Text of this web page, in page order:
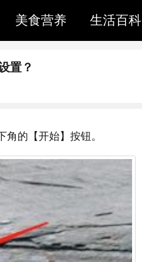
美食营养 生活百科
置？
的【开始】按钮。